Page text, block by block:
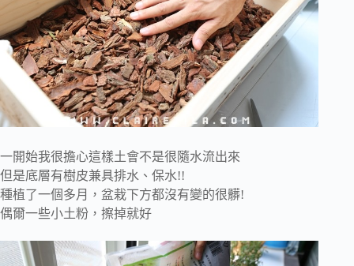
一開始我很擔心這樣土會不是很隨水流出來
但是底層有樹皮兼具排水、保水!!
種植了一個多月，盆栽下方都沒有變的很髒!
偶爾一些小土粉，擦掉就好